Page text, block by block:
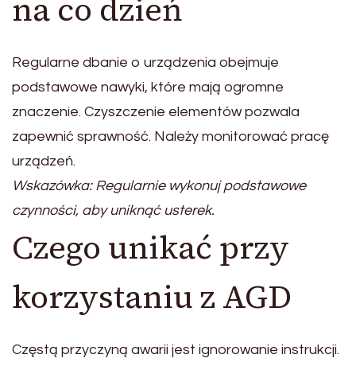
na co dzień
Regularne dbanie o urządzenia obejmuje
podstawowe nawyki, które mają ogromne
znaczenie. Czyszczenie elementów pozwala
zapewnić sprawność. Należy monitorować pracę
urządzeń.
Wskazówka: Regularnie wykonuj podstawowe
czynności, aby uniknąć usterek.
Czego unikać przy
korzystaniu z AGD
Częstą przyczyną awarii jest ignorowanie instrukcji.